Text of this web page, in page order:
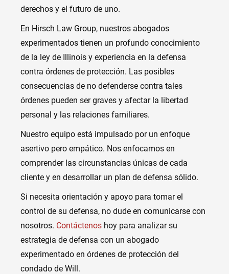
derechos y el futuro de uno.
En Hirsch Law Group, nuestros abogados
experimentados tienen un profundo conocimiento
de la ley de Illinois y experiencia en la defensa
contra órdenes de protección. Las posibles
consecuencias de no defenderse contra tales
órdenes pueden ser graves y afectar la libertad
personal y las relaciones familiares.
Nuestro equipo está impulsado por un enfoque
asertivo pero empático. Nos enfocamos en
comprender las circunstancias únicas de cada
cliente y en desarrollar un plan de defensa sólido.
Si necesita orientación y apoyo para tomar el
control de su defensa, no dude en comunicarse con
nosotros. Contáctenos hoy para analizar su
estrategia de defensa con un abogado
experimentado en órdenes de protección del
condado de Will.